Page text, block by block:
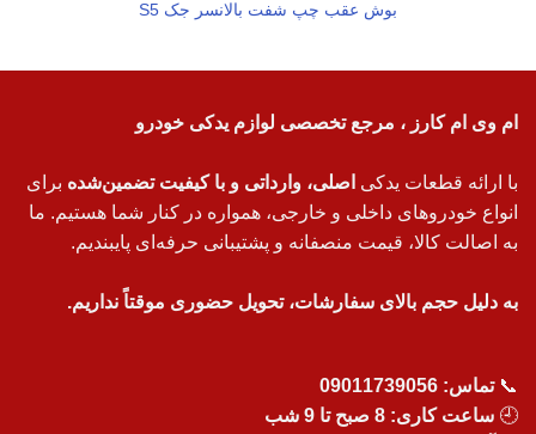
بوش عقب چپ شفت بالانسر جک S5
ام وی ام کارز ، مرجع تخصصی لوازم یدکی خودرو
با ارائه قطعات یدکی اصلی، وارداتی و با کیفیت تضمین‌شده برای
انواع خودروهای داخلی و خارجی، همواره در کنار شما هستیم. ما
به اصالت کالا، قیمت منصفانه و پشتیبانی حرفه‌ای پایبندیم.
به دلیل حجم بالای سفارشات، تحویل حضوری موقتاً نداریم.
📞تماس: 09011739056
🕘 ساعت کاری: 8 صبح تا 9 شب